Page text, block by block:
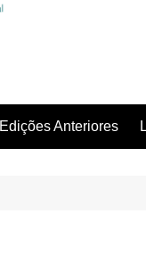
Edições Anteriores